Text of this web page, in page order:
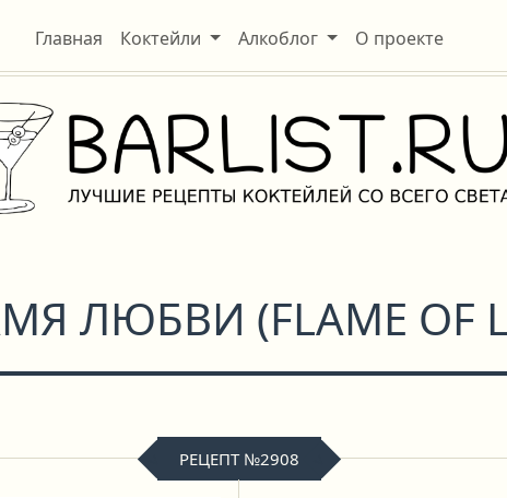
Главная Коктейли Алкоблог О проекте
ЛЮБВИ (FLAME OF
РЕЦЕПТ №2908